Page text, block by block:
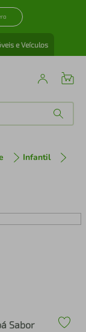
e Veículos
Infantil
Sabor